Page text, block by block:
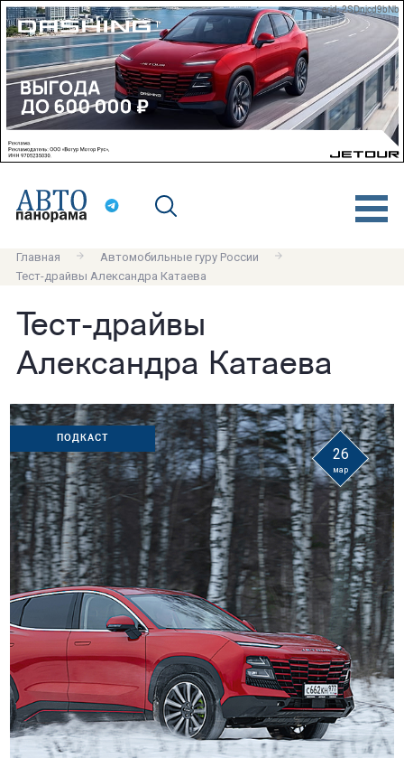
erid: 2SDnjcd9bNb
Главная
Автомобильные гуру России
Тест-драйвы Александра Катаева
Тест-драйвы
Александра Катаева
ПОДКАСТ
26
мар